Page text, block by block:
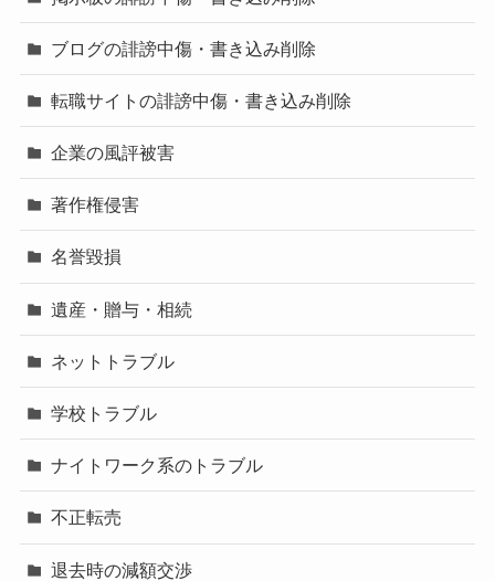
ブログの誹謗中傷・書き込み削除
転職サイトの誹謗中傷・書き込み削除
企業の風評被害
著作権侵害
名誉毀損
遺産・贈与・相続
ネットトラブル
学校トラブル
ナイトワーク系のトラブル
不正転売
退去時の減額交渉